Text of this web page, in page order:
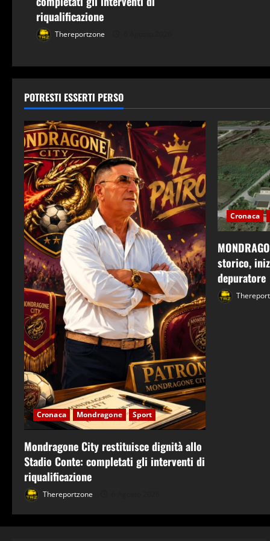
o
riqualificazione
Thereportzone
POTRESTI ESSERTI PERSO
Cronaca Mondragone Sport
Mondragone City restituisce dignità allo
Stadio Conte: completati gli interventi di
riqualificazione
Thereportzone
Cronaca
storico,
depuratore